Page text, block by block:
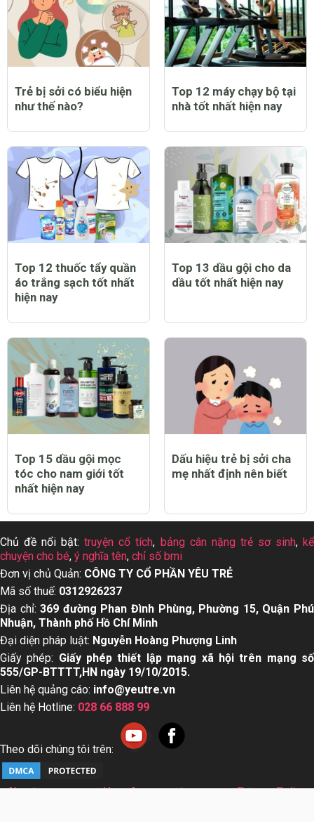
Trẻ bị sởi có biểu hiện
như thế nào?
Top 12 máy chạy bộ tại
nhà tốt nhất hiện nay
Top 12 thuốc tẩy quần
áo trắng sạch tốt nhất
hiện nay
Top 13 dầu gội cho da
dầu tốt nhất hiện nay
Top 15 dầu gội mọc
tóc cho nam giới tốt
nhất hiện nay
Dấu hiệu trẻ bị sởi cha
mẹ nhất định nên biết
Chủ đề nổi bật:truyện cổ tích, bảng cân nặng trẻ sơ sinh, kể
chuyện cho bé, ý nghĩa tên, chỉ số bmi
Đơn vị chủ Quản: CÔNG TY CỔ PHẦN YÊU TRẺ
Mã số thuế: 0312926237
Địa chỉ:369 đường Phan Đình Phùng, Phường 15, Quận Phú
Nhuận, Thành phố Hồ Chí Minh
Đại diện pháp luật: Nguyễn Hoàng Phượng Linh
Giấy phép: Giấy phép thiết lập mạng xã hội trên mạng số
555/GP-BTTTT,HN ngày 19/10/2015.
Liên hệ quảng cáo: info@yeutre.vn
Liên hệ Hotline: 028 66 888 99
Theo dõi chúng tôi trên:
About us User Agreement
Privacy Policy